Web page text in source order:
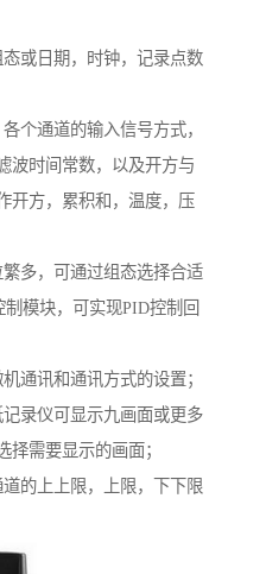
或日期，时钟，记录点数
个通道的输入信号方式，
波时间常数，以及开方与
开方，累积和，温度，压
多，可通过组态选择合适
模块，可实现PID控制回
通讯和通讯方式的设置；
录仪可显示九画面或更多
择需要显示的画面；
的上上限，上限，下下限